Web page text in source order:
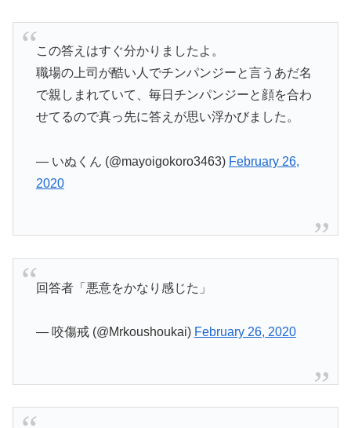
この答えはすぐ分かりましたよ。
職場の上司が酷い人でチンパンジーと言うあだ名
で親しまれていて、毎日チンパンジーと顔を合わ
せてるので真っ先に答えが思い浮かびました。
— いぬくん (@mayoigokoro3463) February 26,
2020
回答者「悪意をかなり感じた」
— 咬傷戒 (@Mrkoushoukai) February 26, 2020